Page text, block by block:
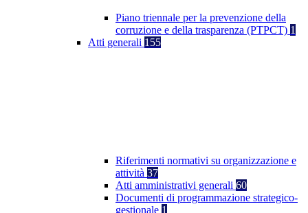
Piano triennale per la prevenzione della
corruzione e della trasparenza (PTPCT) 1
Atti generali 155
Riferimenti normativi su organizzazione e
attività 37
Atti amministrativi generali 60
Documenti di programmazione strategico-
gestionale 1